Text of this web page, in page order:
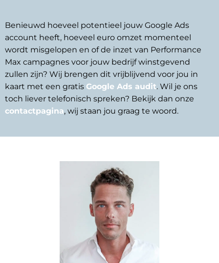
Benieuwd hoeveel potentieel jouw Google Ads
account heeft, hoeveel euro omzet momenteel
wordt misgelopen en of de inzet van Performance
Max campagnes voor jouw bedrijf winstgevend
zullen zijn? Wij brengen dit vrijblijvend voor jou in
kaart met een gratis Google Ads audit. Wil je ons
contactpagina, wij staan jou graag te woord.